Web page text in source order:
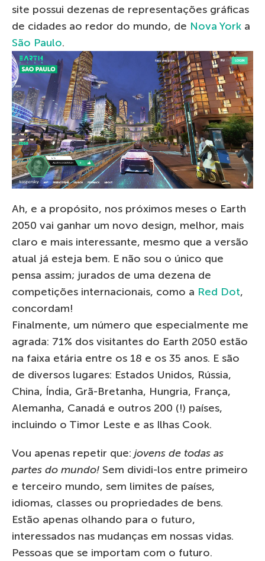
site possui dezenas de representações gráficas
de cidades ao redor do mundo, de Nova York a
São Paulo.
Ah, e a propósito, nos próximos meses o Earth
2050 vai ganhar um novo design, melhor, mais
claro e mais interessante, mesmo que a versão
atual já esteja bem. E não sou o único que
pensa assim; jurados de uma dezena de
competições internacionais, como a Red Dot,
concordam!
Finalmente, um número que especialmente me
agrada: 71% dos visitantes do Earth 2050 estão
na faixa etária entre os 18 e os 35 anos. E são
de diversos lugares: Estados Unidos, Rússia,
China, Índia, Grã-Bretanha, Hungria, França,
Alemanha, Canadá e outros 200 (!) países,
incluindo o Timor Leste e as Ilhas Cook.
Vou apenas repetir que: jovens de todas as
partes do mundo! Sem dividi-los entre primeiro
e terceiro mundo, sem limites de países,
idiomas, classes ou propriedades de bens.
Estão apenas olhando para o futuro,
interessados nas mudanças em nossas vidas.
Pessoas que se importam com o futuro.